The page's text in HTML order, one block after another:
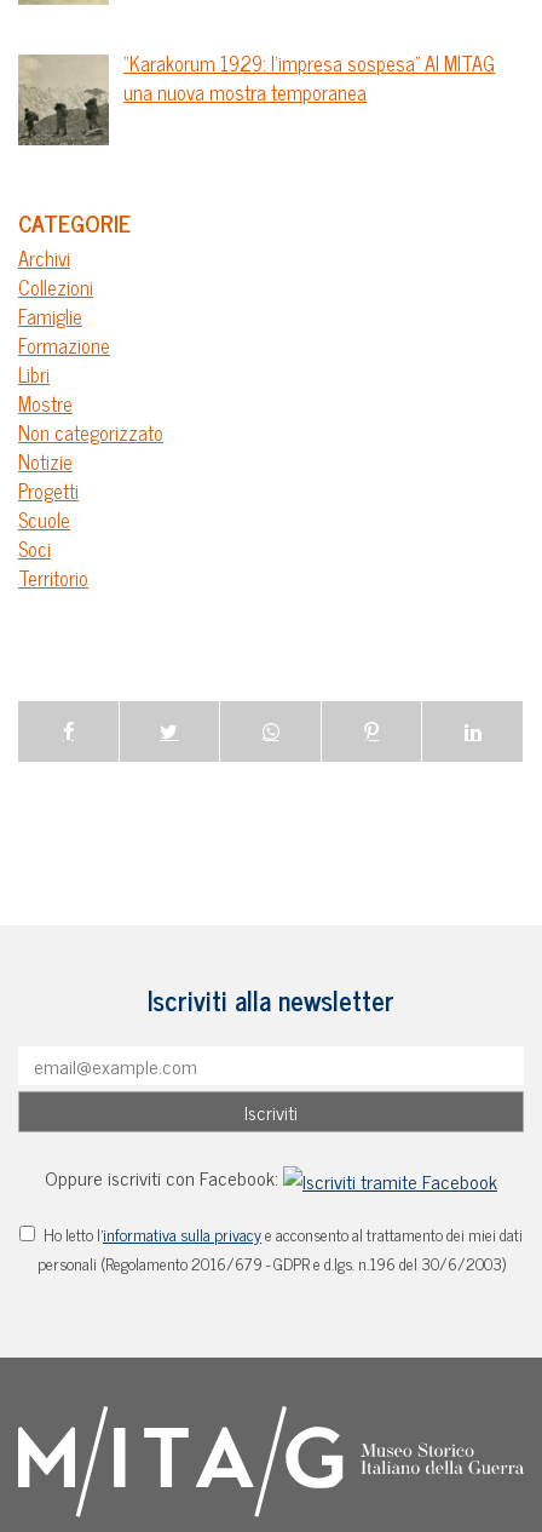
“Karakorum 1929: l’impresa sospesa” Al MITAG
una nuova mostra temporanea
CATEGORIE
Archivi
Collezioni
Famiglie
Formazione
Libri
Mostre
Non categorizzato
Notizie
Progetti
Scuole
Soci
Territorio
Iscriviti alla newsletter
Oppure iscriviti con Facebook:
Ho letto l'informativa sulla privacye acconsento al trattamento dei miei dati
personali (Regolamento 2016/679 - GDPR e d.lgs. n.196 del 30/6/2003)